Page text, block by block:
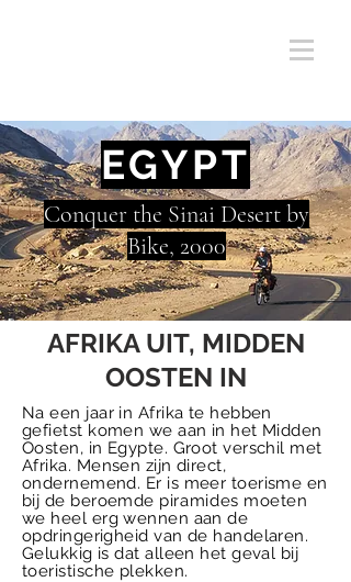
EGYPT
Conquer the Sinai Desert by
Bike, 2000
AFRIKA UIT, MIDDEN
OOSTEN IN
Na een jaar in Afrika te hebben
gefietst komen we aan in het Midden
Oosten, in Egypte. Groot verschil met
Afrika. Mensen zijn direct,
ondernemend. Er is meer toerisme en
bij de beroemde piramides moeten
we heel erg wennen aan de
opdringerigheid van de handelaren.
Gelukkig is dat alleen het geval bij
toeristische plekken.